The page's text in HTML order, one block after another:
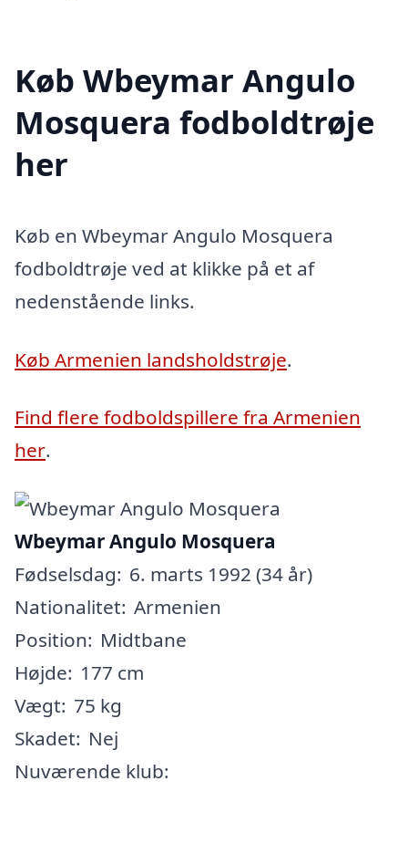
Køb Wbeymar Angulo
Mosquera fodboldtrøje
her
Køb en Wbeymar Angulo Mosquera
fodboldtrøje ved at klikke på et af
nedenstående links.
Køb Armenien landsholdstrøje.
Find flere fodboldspillere fra Armenien
her.
Wbeymar Angulo Mosquera
Fødselsdag: 6. marts 1992 (34 år)
Nationalitet: Armenien
Position: Midtbane
Højde: 177 cm
Vægt: 75 kg
Skadet: Nej
Nuværende klub: